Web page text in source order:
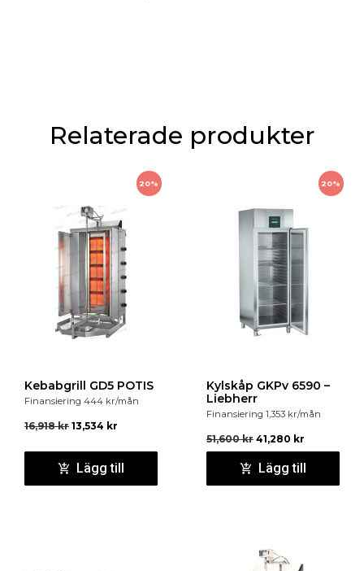
Relaterade produkter
20%
Kebabgrill GD5 POTIS
Finansiering 444 kr/mån
16,918kr 13,534 kr
Lägg till
20%
Kylskåp GKPv 6590 –
Liebherr
Finansiering 1,353 kr/mån
51,600kr 41,280 kr
Lägg till